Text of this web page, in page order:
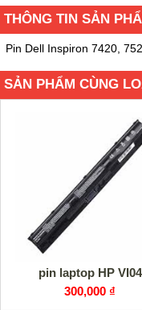
THÔNG TIN SẢN
Pin Dell Inspiron 7420,
SẢN PHẨM CÙNG
pin laptop HP VI04
300,000 ₫